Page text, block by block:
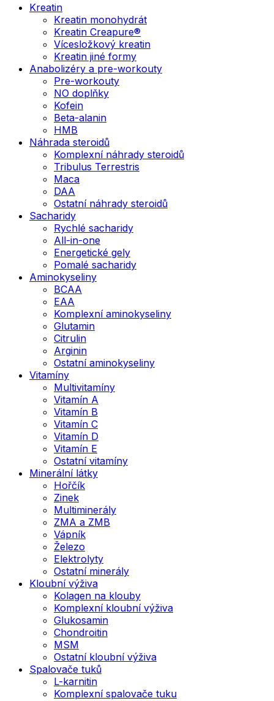
Kreatin
Kreatin monohydrát
Kreatin Creapure®
Vícesložkový kreatin
Kreatin jiné formy
Anabolizéry a pre-workouty
Pre-workouty
NO doplňky
Kofein
Beta-alanin
HMB
Náhrada steroidů
Komplexní náhrady steroidů
Tribulus Terrestris
Maca
DAA
Ostatní náhrady steroidů
Sacharidy
Rychlé sacharidy
All-in-one
Energetické gely
Pomalé sacharidy
Aminokyseliny
BCAA
EAA
Komplexní aminokyseliny
Glutamin
Citrulin
Arginin
Ostatní aminokyseliny
Vitamíny
Multivitamíny
Vitamín A
Vitamín B
Vitamín C
Vitamín D
Vitamín E
Ostatní vitamíny
Minerální látky
Hořčík
Zinek
Multiminerály
ZMA a ZMB
Vápník
Železo
Elektrolyty
Ostatní minerály
Kloubní výživa
Kolagen na klouby
Komplexní kloubní výživa
Glukosamin
Chondroitin
MSM
Ostatní kloubní výživa
Spalovače tuků
L-karnitin
Komplexní spalovače tuku